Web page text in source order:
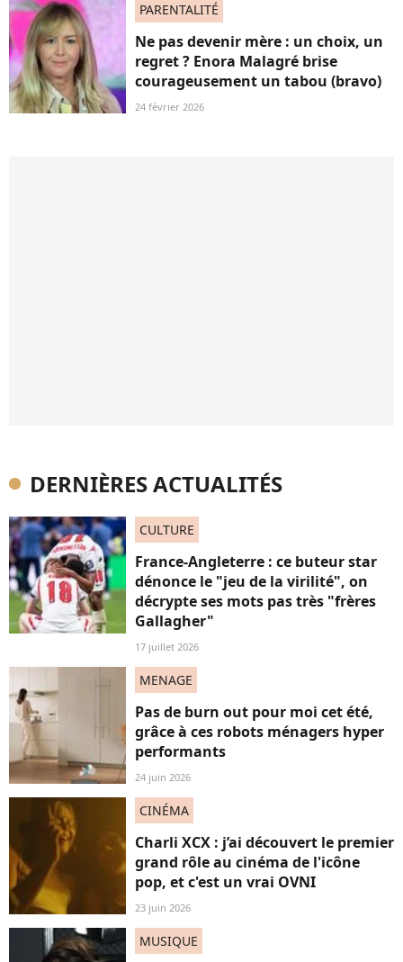
PARENTALITÉ
Ne pas devenir mère : un choix, un
regret ? Enora Malagré brise
courageusement un tabou (bravo)
24 février 2026
DERNIÈRES ACTUALITÉS
CULTURE
France-Angleterre : ce buteur star
dénonce le "jeu de la virilité", on
décrypte ses mots pas très "frères
Gallagher"
17 juillet 2026
MENAGE
Pas de burn out pour moi cet été,
grâce à ces robots ménagers hyper
performants
24 juin 2026
CINÉMA
Charli XCX : j’ai découvert le premier
grand rôle au cinéma de l'icône
pop, et c'est un vrai OVNI
23 juin 2026
MUSIQUE